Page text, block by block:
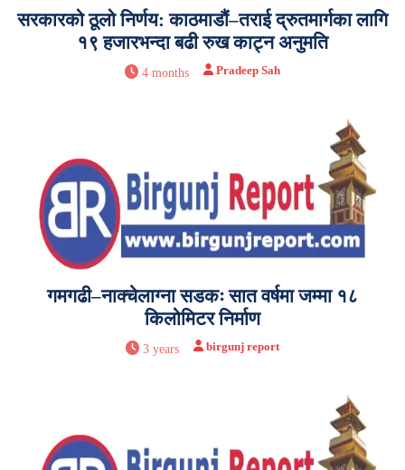
सरकारको ठूलो निर्णय: काठमाडौं–तराई द्रुतमार्गका लागि
१९ हजारभन्दा बढी रुख काट्न अनुमति
4 months Pradeep Sah
गमगढी–नाक्चेलाग्ना सडकः सात वर्षमा जम्मा १८
किलोमिटर निर्माण
3 years birgunj report